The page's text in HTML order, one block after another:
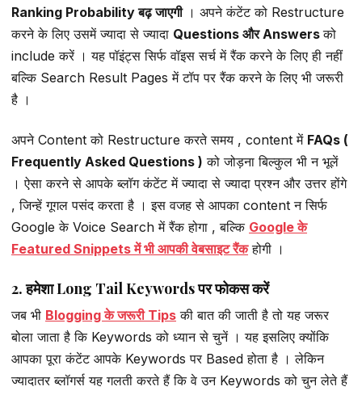
Ranking Probability बढ़ जाएगी। अपने कंटेंट को Restructure
करने के लिए उसमें ज्यादा से ज्यादा Questions और Answersको
include करें । यह पॉइंट्स सिर्फ वॉइस सर्च में रैंक करने के लिए ही नहीं
बल्कि Search Result Pages में टॉप पर रैंक करने के लिए भी जरूरी
है ।
अपने Content को Restructure करते समय , content में FAQs (
Frequently Asked Questions ) को जोड़ना बिल्कुल भी न भूलें
। ऐसा करने से आपके ब्लॉग कंटेंट में ज्यादा से ज्यादा प्रश्न और उत्तर होंगे
, जिन्हें गूगल पसंद करता है । इस वजह से आपका content न सिर्फ
Google के Voice Search में रैंक होगा , बल्कि Google के
Featured Snippets में भी आपकी वेबसाइट रैंकहोगी ।
2. हमेशा Long Tail Keywords पर फोकस करें
जब भी Blogging के जरूरी Tips की बात की जाती है तो यह जरूर
बोला जाता है कि Keywords को ध्यान से चुनें । यह इसलिए क्योंकि
आपका पूरा कंटेंट आपके Keywords पर Based होता है । लेकिन
ज्यादातर ब्लॉगर्स यह गलती करते हैं कि वे उन Keywords को चुन लेते हैं